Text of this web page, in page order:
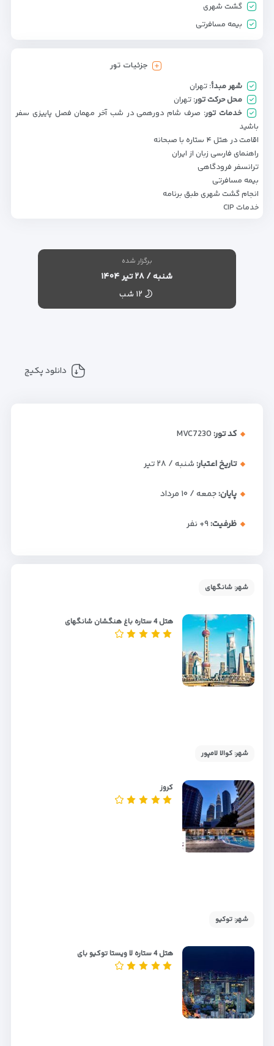
گشت شهری
بیمه مسافرتی
جزئیات تور
شهر مبدأ: تهران
محل حرکت تور: تهران
خدمات تور: صرف شام دورهمی در شب آخر مهمان فصل پاییزی سفر
باشید
اقامت در هتل ۴ ستاره با صبحانه
راهنمای فارسی زبان از ایران
ترانسفر فرودگاهی
بیمه مسافرتی
انجام گشت شهری طبق برنامه
خدمات CIP
برگزار شده
شنبه / ۲۸ تیر ۱۴۰۴
۱۲ شب
دانلود پکیج
کد تور:MVC7230
تاریخ اعتبار:شنبه / ۲۸ تیر
پایان:جمعه / ۱۰ مرداد
ظرفیت:+۹ نفر
شهر: شانگهای
هتل 4 ستاره باغ هنگشان شانگهای
شهر: کوالا لامپور
کروز
شهر: توکیو
هتل 4 ستاره لا ویستا توکیو بای